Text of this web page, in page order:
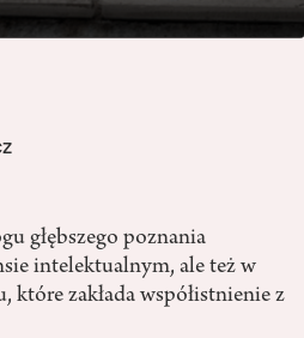
głębszego poznania
intelektualnym, ale też w
które zakłada współistnienie z